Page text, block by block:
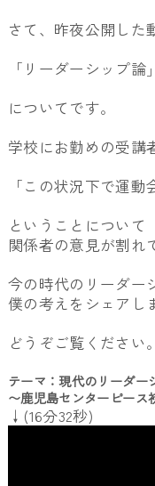
さて、昨夜公開した
「リーダーシップ論」
についてです。
学校にお勤めの受講
「この状況下で運動
ということについて
関係者の意見が割れ
今の時代のリーダー
僕の考えをシェアし
どうぞご覧ください。
テーマ：現代のリーダー
〜鹿児島センターピース
↓(16分32秒)